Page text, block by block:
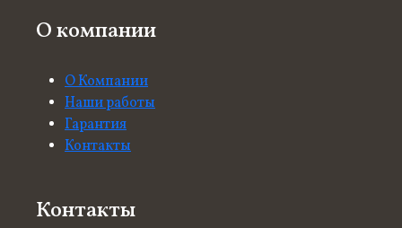
О компании
О Компании
Наши работы
Гарантия
Контакты
Контакты